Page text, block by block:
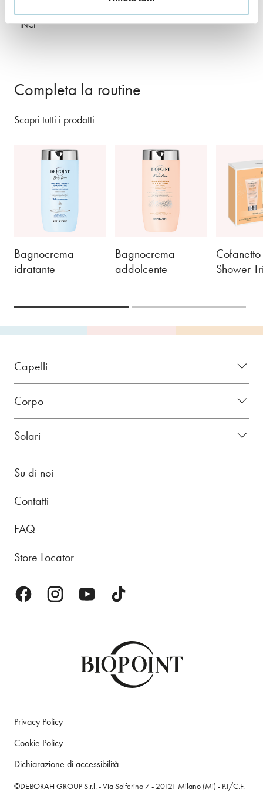
+ INCI
Completa la routine
Scopri tutti i prodotti
Bagnocrema
idratante
Bagnocrema
addolcente
Shower
Capelli
Corpo
Solari
Su di noi
Contatti
FAQ
Store Locator
Privacy Policy
Cookie Policy
Dichiarazione di accessibilità
©DEBORAH GROUP S.r.l. - Via Solferino 7 - 20121 Milano (Mi) - P.I/C.F.